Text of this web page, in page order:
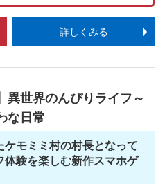
詳しくみる
異世界のんびりライフ～
な日常
モミミ村の村長となって
験を楽しむ新作スマホゲ